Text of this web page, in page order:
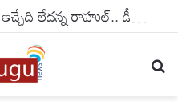
Rahul Gandhi : మద్ధతు ఇచ్చేది లేదన్న రాహుల్.. డీలిమిటేషన్ బిల్లుపై కేంద్రం ఏం చేయబోతోంది ?